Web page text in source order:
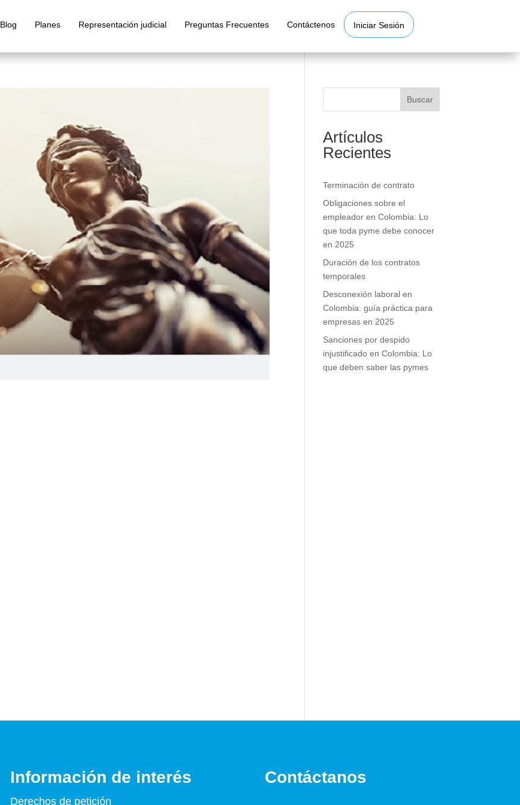
Blog Planes Representación judicial Preguntas Frecuentes Contáctenos Iniciar Sesión
Buscar
Artículos
Recientes
Terminación de contrato
Obligaciones sobre el
empleador en Colombia: Lo
que toda pyme debe conocer
en 2025
Duración de los contratos
temporales
Desconexión laboral en
Colombia: guía práctica para
empresas en 2025
Sanciones por despido
injustificado en Colombia: Lo
que deben saber las pymes
Información de interés
Derechos de petición
Contáctanos